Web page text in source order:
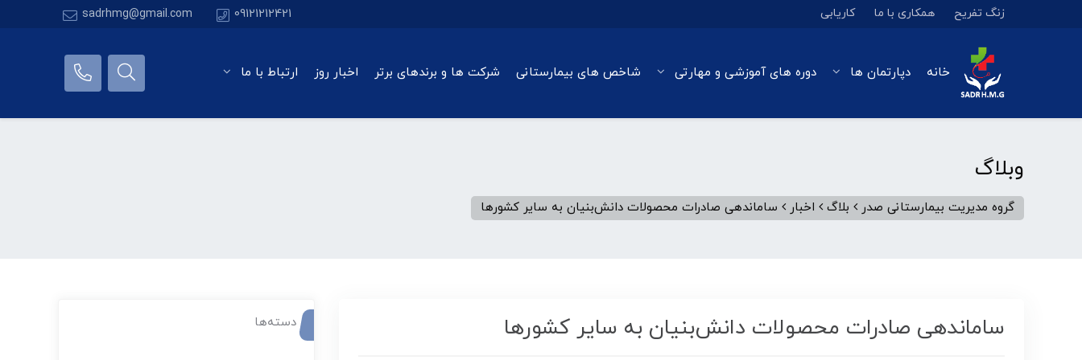
زنگ تفریح همکاری با ما کاریابی 09121212421
sadrhmg@gmail.com
خانه دپارتمان ها دوره های آموزشی و مهارتی شاخص های بیمارستانی شرکت ها و برندهای برتر اخبار روز ارتباط با ما
وبلاگ
گروه مدیریت بیمارستانی صدر بلاگ اخبار ساماندهی صادرات محصولات دانش‌بنیان به سایر کشورها
ساماندهی صادرات محصولات دانش‌بنیان به سایر کشورها دسته‌ها